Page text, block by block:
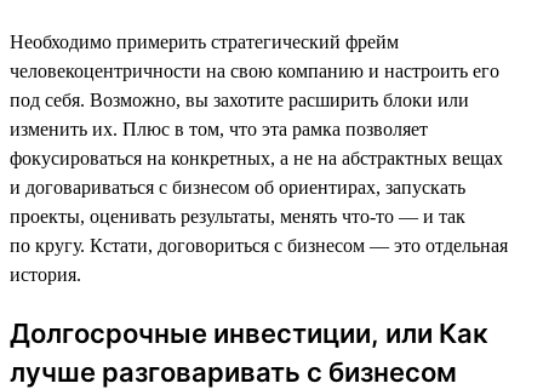
Необходимо примерить стратегический фрейм
человекоцентричности на свою компанию и настроить его
под себя. Возможно, вы захотите расширить блоки или
изменить их. Плюс в том, что эта рамка позволяет
фокусироваться на конкретных, а не на абстрактных вещах
и договариваться с бизнесом об ориентирах, запускать
проекты, оценивать результаты, менять что-то — и так
по кругу. Кстати, договориться с бизнесом — это отдельная
история.
Долгосрочные инвестиции, или Как
лучше разговаривать с бизнесом